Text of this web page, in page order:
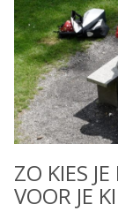
ZO KIES
VOOR JE